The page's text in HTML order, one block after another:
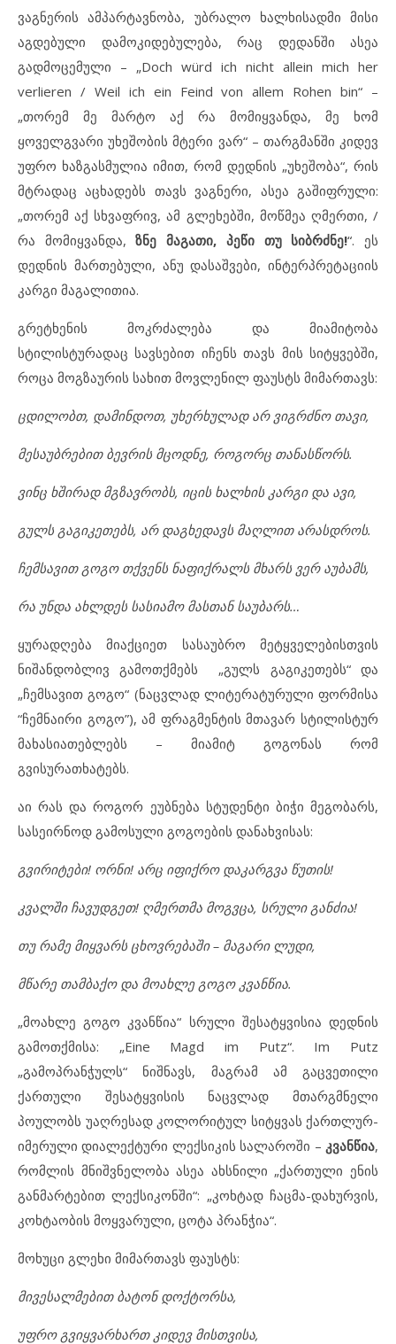
ვაგნერის ამპარტავნობა, უბრალო ხალხისადმი მისი
აგდებული დამოკიდებულება, რაც დედანში ასეა
გადმოცემული – „Doch würd ich nicht allein mich her
verlieren / Weil ich ein Feind von allem Rohen bin“ –
„თორემ მე მარტო აქ რა მომიყვანდა, მე ხომ
ყოველგვარი უხეშობის მტერი ვარ“ – თარგმანში კიდევ
უფრო ხაზგასმულია იმით, რომ დედნის „უხეშობა“, რის
მტრადაც აცხადებს თავს ვაგნერი, ასეა გაშიფრული:
„თორემ აქ სხვაფრივ, ამ გლეხებში, მოწმეა ღმერთი, /
რა მომიყვანდა,ზნე მაგათი, პეწი თუ სიბრძნე!“. ეს
დედნის მართებული, ანუ დასაშვები, ინტერპრეტაციის
კარგი მაგალითია.
გრეტხენის მოკრძალება და მიამიტობა
სტილისტურადაც სავსებით იჩენს თავს მის სიტყვებში,
როცა მოგზაურის სახით მოვლენილ ფაუსტს მიმართავს:
ცდილობთ, დამინდოთ, უხერხულად არ ვიგრძნო თავი,
მესაუბრებით ბევრის მცოდნე, როგორც თანასწორს.
ვინც ხშირად მგზავრობს, იცის ხალხის კარგი და ავი,
გულს გაგიკეთებს, არ დაგხედავს მაღლით არასდროს.
ჩემსავით გოგო თქვენს ნაფიქრალს მხარს ვერ აუბამს,
რა უნდა ახლდეს სასიამო მასთან საუბარს…
ყურადღება მიაქციეთ სასაუბრო მეტყველებისთვის
ნიშანდობლივ გამოთქმებს „გულს გაგიკეთებს“ და
„ჩემსავით გოგო“ (ნაცვლად ლიტერატურული ფორმისა
“ჩემნაირი გოგო”), ამ ფრაგმენტის მთავარ სტილისტურ
მახასიათებლებს – მიამიტ გოგონას რომ
გვისურათხატებს.
აი რას და როგორ ეუბნება სტუდენტი ბიჭი მეგობარს,
სასეირნოდ გამოსული გოგოების დანახვისას:
გვირიტები! ორნი! არც იფიქრო დაკარგვა წუთის!
კვალში ჩავუდგეთ! ღმერთმა მოგვცა, სრული განძია!
თუ რამე მიყვარს ცხოვრებაში – მაგარი ლუდი,
მწარე თამბაქო და მოახლე გოგო კვანწია.
„მოახლე გოგო კვანწია“ სრული შესატყვისია დედნის
გამოთქმისა: „Eine Magd im Putz“. Im Putz
„გამოპრანჭულს“ ნიშნავს, მაგრამ ამ გაცვეთილი
ქართული შესატყვისის ნაცვლად მთარგმნელი
პოულობს უაღრესად კოლორიტულ სიტყვას ქართლურ-
იმერული დიალექტური ლექსიკის სალაროში – კვანწია,
რომლის მნიშვნელობა ასეა ახსნილი „ქართული ენის
განმარტებით ლექსიკონში“: „კოხტად ჩაცმა-დახურვის,
კოხტაობის მოყვარული, ცოტა პრანჭია“.
მოხუცი გლეხი მიმართავს ფაუსტს:
მივესალმებით ბატონ დოქტორსა,
უფრო გვიყვარხართ კიდევ მისთვისა,